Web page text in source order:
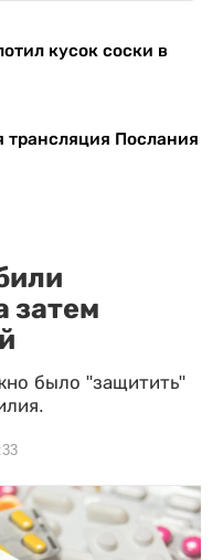
кусок соски в
трансляция Послания
затем
было "защитить"